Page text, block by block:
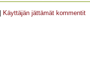
Käyttäjän jättämät kommentit